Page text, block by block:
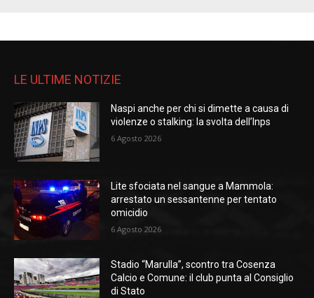
LE ULTIME NOTIZIE
Naspi anche per chi si dimette a causa di
violenze o stalking: la svolta dell’Inps
6 Agosto 2026
Lite sfociata nel sangue a Mammola:
arrestato un sessantenne per tentato
omicidio
6 Agosto 2026
Stadio “Marulla”, scontro tra Cosenza
Calcio e Comune: il club punta al Consiglio
di Stato